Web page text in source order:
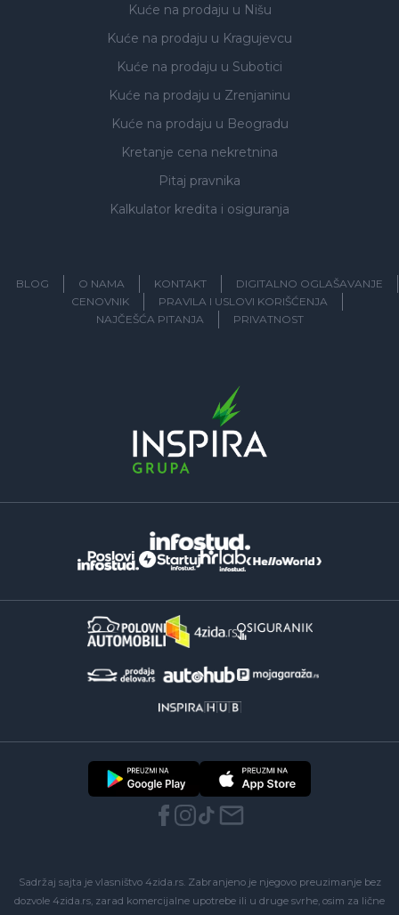
Kuće na prodaju u Nišu
Kuće na prodaju u Kragujevcu
Kuće na prodaju u Subotici
Kuće na prodaju u Zrenjaninu
Kuće na prodaju u Beogradu
Kretanje cena nekretnina
Pitaj pravnika
Kalkulator kredita i osiguranja
BLOG O NAMA KONTAKT
DIGITALNO OGLAŠAVANJE
CENOVNIK
PRAVILA I USLOVI KORIŠĆENJA
NAJČEŠĆA PITANJA
PRIVATNOST
Sadržaj sajta je vlasništvo 4zida.rs. Zabranjeno je njegovo preuzimanje bez
dozvole 4zida.rs, zarad komercijalne upotrebe ili u druge svrhe, osim za lične